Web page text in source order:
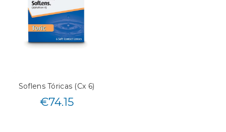
Soflens Tóricas (Cx 6)
€74.15